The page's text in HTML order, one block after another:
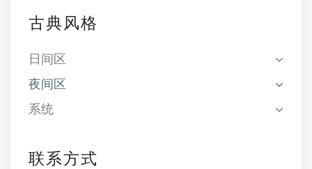
古典风格
日间区
夜间区
系统
联系方式